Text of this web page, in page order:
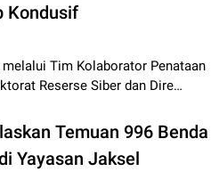
Kondusif
Tim Kolaborator Penataan
Reserse Siber dan Dire…
Temuan 996 Benda
Yayasan Jaksel